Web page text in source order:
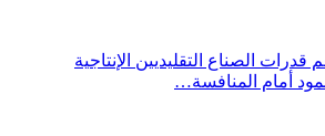
الصناع التقليديين الإنتاجية
أمام المنافسة…